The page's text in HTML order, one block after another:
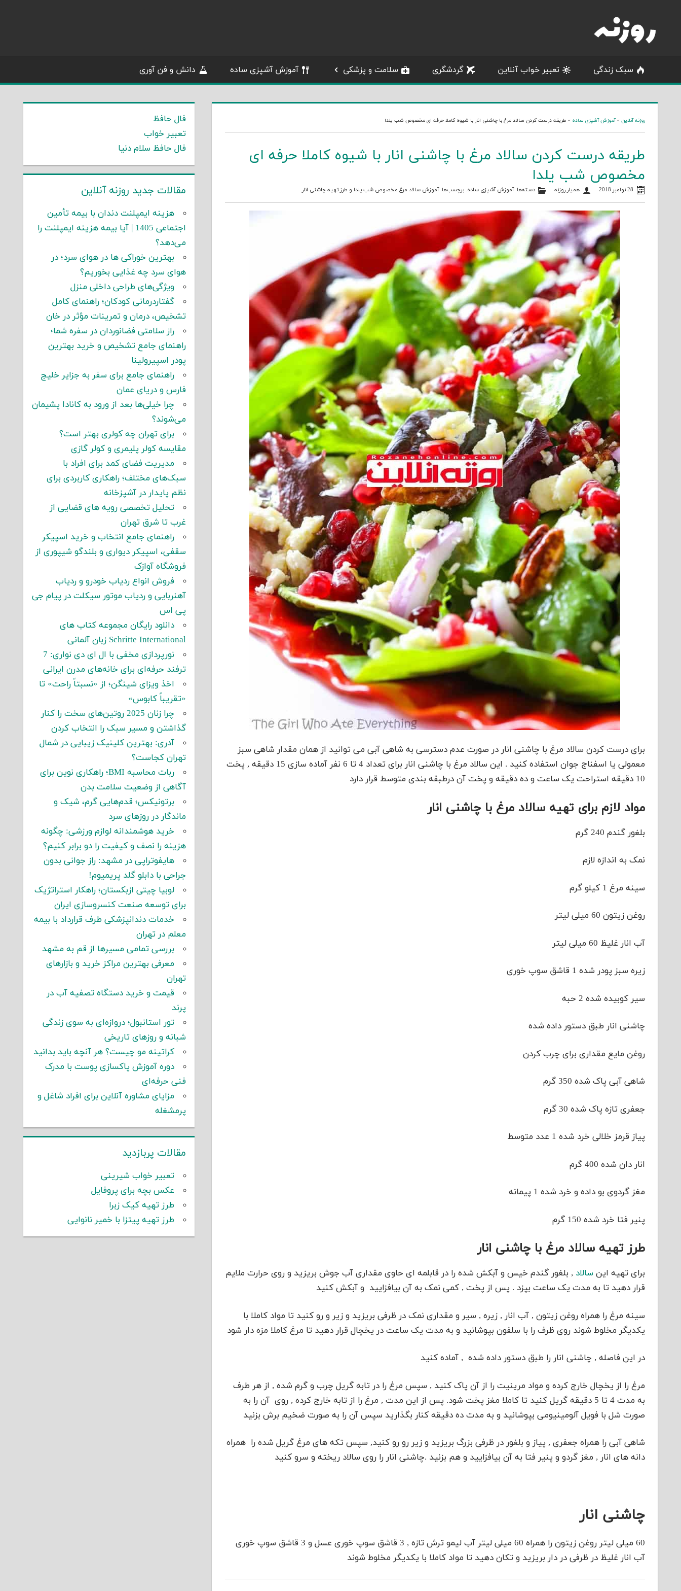
content
سبک زندگی تعبیر خواب آنلاین گردشگری سلامت و پزشکی آموزش آشپزی ساده دانش و فن آوری
روزنه آنلاین »آموزش آشپزی ساده » طریقه درست کردن سالاد مرغ با چاشنی انار با شیوه کاملا حرفه ای مخصوص شب یلدا
طریقه درست کردن سالاد مرغ با چاشنی انار با شیوه کاملا حرفه ای
مخصوص شب یلدا
28 نوامبر 2018 همیار روزنه دسته‌ها:آموزش آشپزی ساده. برچسب‌ها:آموزش سالاد مرغ مخصوص شب یلدا و طرز تهیه چاشنی انار .
برای درست کردن سالاد مرغ با چاشنی انار در صورت عدم دسترسی به شاهی آبی می توانید از همان مقدار شاهی سبز
معمولی یا اسفناج جوان استفاده کنید . این سالاد مرغ با چاشنی انار برای تعداد 4 تا 6 نفر آماده سازی 15 دقیقه , پخت
10 دقیقه استراحت یک ساعت و ده دقیقه و پخت آن درطبقه بندی متوسط قرار دارد
مواد لازم برای تهیه سالاد مرغ با چاشنی انار
بلغور گندم 240 گرم
نمک به اندازه لازم
سینه مرغ 1 کیلو گرم
روغن زیتون 60 میلی لیتر
آب انار غلیظ 60 میلی لیتر
زیره سبز پودر شده 1 قاشق سوپ خوری
سیر کوبیده شده 2 حبه
چاشنی انار طبق دستور داده شده
روغن مایع مقداری برای چرب کردن
شاهی آبی پاک شده 350 گرم
جعفری تازه پاک شده 30 گرم
پیاز قرمز خلالی خرد شده 1 عدد متوسط
انار دان شده 400 گرم
مغز گردوی بو داده و خرد شده 1 پیمانه
پنیر فتا خرد شده 150 گرم
طرز تهیه سالاد مرغ با چاشنی انار
برای تهیه این سالاد , بلغور گندم خیس و آبکش شده را در قابلمه ای حاوی مقداری آب جوش بریزید و روی حرارت ملایم
قرار دهید تا به مدت یک ساعت بپزد . پس از پخت , کمی نمک به آن بیافزایید و آبکش کنید
سینه مرغ را همراه روغن زیتون , آب انار , زیره , سیر و مقداری نمک در ظرفی بریزید و زیر و رو کنید تا مواد کاملا با
یکدیگر مخلوط شوند روی ظرف را با سلفون بپوشانید و به مدت یک ساعت در یخچال قرار دهید تا مرغ کاملا مزه دار شود
در این فاصله , چاشنی انار را طبق دستور داده شده , آماده کنید
مرغ را از یخچال خارج کرده و مواد مرینیت را از آن پاک کنید , سپس مرغ را در تابه گریل چرب و گرم شده , از هر طرف
به مدت 4 تا 5 دقیقه گریل کنید تا کاملا مغز پخت شود. پس از این مدت , مرغ را از تابه خارج کرده , روی آن را به
صورت شل با فویل آلومینیومی بپوشانید و به مدت ده دقیقه کنار بگذارید سپس آن را به صورت ضخیم برش بزنید
شاهی آبی را همراه جعفری , پیاز و بلغور در ظرفی بزرگ بریزید و زیر رو رو کنید, سپس تکه های مرغ گریل شده را همراه
دانه های انار , مغز گردو و پنیر فتا به آن بیافزایید و هم بزنید .چاشنی انار را روی سالاد ریخته و سرو کنید
چاشنی انار
60 میلی لیتر روغن زیتون را همراه 60 میلی لیتر آب لیمو ترش تازه , 3 قاشق سوپ خوری عسل و 3 قاشق سوپ خوری
آب انار غلیظ در ظرفی در دار بریزید و تکان دهید تا مواد کاملا با یکدیگر مخلوط شوند
فال حافظ
تعبیر خواب
فال حافظ سلام دنیا
مقالات جدید روزنه آنلاین
هزینه ایمپلنت دندان با بیمه تأمین
اجتماعی 1405 | آیا بیمه هزینه ایمپلنت را
می‌دهد؟
بهترین خوراکی ها در هوای سرد؛ در
هوای سرد چه غذایی بخوریم؟
ویژگی‌های طراحی داخلی منزل
گفتاردرمانی کودکان؛ راهنمای کامل
تشخیص، درمان و تمرینات مؤثر در خان
راز سلامتی فضانوردان در سفره شما؛
راهنمای جامع تشخیص و خرید بهترین
پودر اسپیرولینا
راهنمای جامع برای سفر به جزایر خلیج
فارس و دریای عمان
چرا خیلی‌ها بعد از ورود به کانادا پشیمان
می‌شوند؟
برای تهران چه کولری بهتر است؟
مقایسه کولر پلیمری و کولر گازی
مدیریت فضای کمد برای افراد با
سبک‌های مختلف؛ راهکاری کاربردی برای
نظم پایدار در آشپزخانه
تحلیل تخصصی رویه های قضایی از
غرب تا شرق تهران
راهنمای جامع انتخاب و خرید اسپیکر
سقفی، اسپیکر دیواری و بلندگو شیپوری از
فروشگاه آوازک
فروش انواع ردیاب خودرو و ردیاب
آهنربایی و ردیاب موتور سیکلت در پیام جی
پی اس
دانلود رایگان مجموعه کتاب های
Schritte International زبان آلمانی
نورپردازی مخفی با ال ای دی نواری: 7
ترفند حرفه‌ای برای خانه‌های مدرن ایرانی
اخذ ویزای شینگن؛ از «نسبتاً راحت» تا
«تقریباً کابوس»
چرا زنان 2025 روتین‌های سخت را کنار
گذاشتن و مسیر سبک را انتخاب کردن
آدری: بهترین کلینیک زیبایی در شمال
تهران کجاست؟
ربات محاسبه BMI؛ راهکاری نوین برای
آگاهی از وضعیت سلامت بدن
برتونیکس؛ قدم‌هایی گرم، شیک و
ماندگار در روزهای سرد
خرید هوشمندانه لوازم ورزشی: چگونه
هزینه را نصف و کیفیت را دو برابر کنیم؟
هایفوتراپی در مشهد: راز جوانی بدون
جراحی با دابلو گلد پریمیوم!
لوبیا چیتی ازبکستان؛ راهکار استراتژیک
برای توسعه صنعت کنسروسازی ایران
خدمات دندانپزشکی طرف قرارداد با بیمه
معلم در تهران
بررسی تمامی مسیرها از قم به مشهد
معرفی بهترین مراکز خرید و بازارهای
تهران
قیمت و خرید دستگاه تصفیه آب در
پرند
تور استانبول؛ دروازه‌ای به سوی زندگی
شبانه و روزهای تاریخی
کراتینه مو چیست؟ هر آنچه باید بدانید
دوره آموزش پاکسازی پوست با مدرک
فنی حرفه‌ای
مزایای مشاوره آنلاین برای افراد شاغل و
پرمشغله
مقالات پربازدید
تعبیر خواب شیرینی
عکس بچه برای پروفایل
طرز تهیه کیک زبرا
طرز تهیه پیتزا با خمیر نانوایی